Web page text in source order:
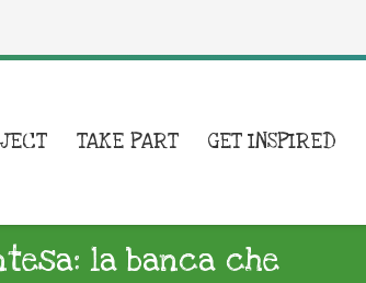
TAKE PART GET INSPIRED
la banca che